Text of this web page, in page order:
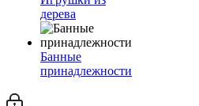
дерева
Банные
принадлежности